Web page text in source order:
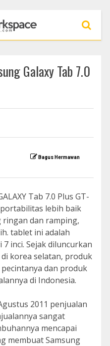
Galaxy Tab 7.0
Bagus Hermawan
Tab 7.0 Plus GT-
lebih baik
ringan dan ramping,
tablet ini adalah
inci. Sejak diluncurkan
korea selatan, produk
dan produk
di Indonesia.
2011 penjualan
sangat
mencapai
membuat Samsung